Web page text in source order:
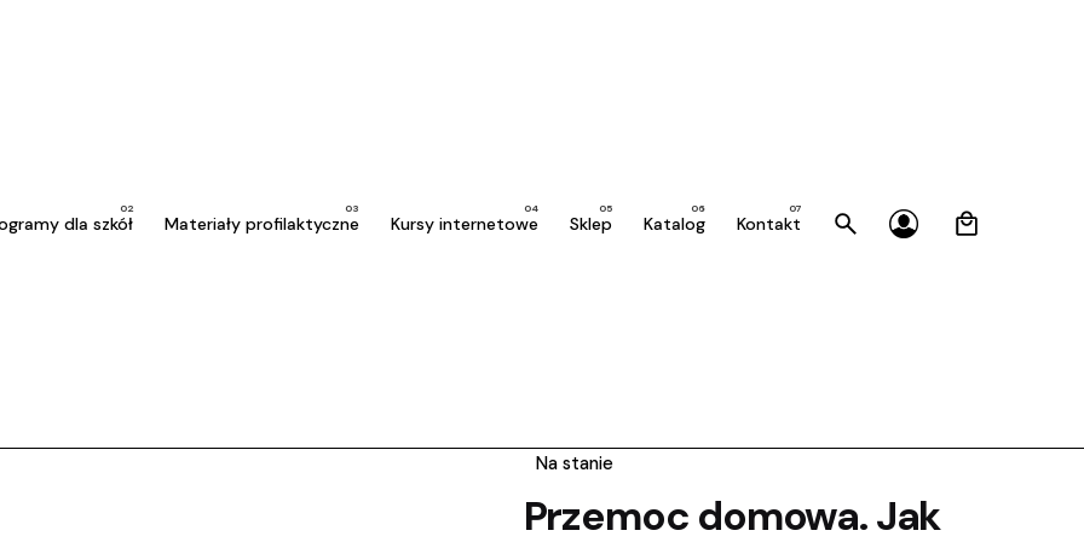
dla szkół Materiały profilaktyczne Kursy internetowe Sklep Katalog Kontakt
Na stanie
Przemoc domowa. Jak